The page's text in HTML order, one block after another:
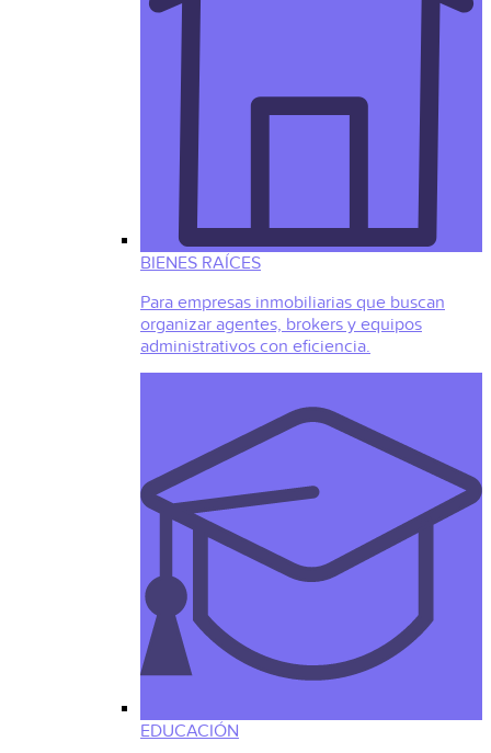
BIENES RAÍCES
Para empresas inmobiliarias que buscan
organizar agentes, brokers y equipos
administrativos con eficiencia.
EDUCACIÓN